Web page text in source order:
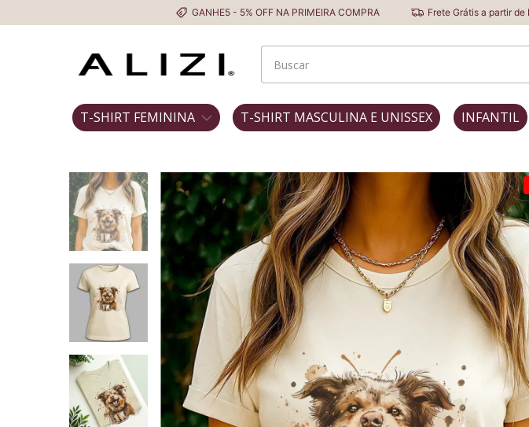
GANHE5 - 5% OFF NA PRIMEIRA COMPRA Frete Grátis a partir de R$ 229
T-SHIRT FEMININA T-SHIRT MASCULINA E UNISSEX INFANTIL